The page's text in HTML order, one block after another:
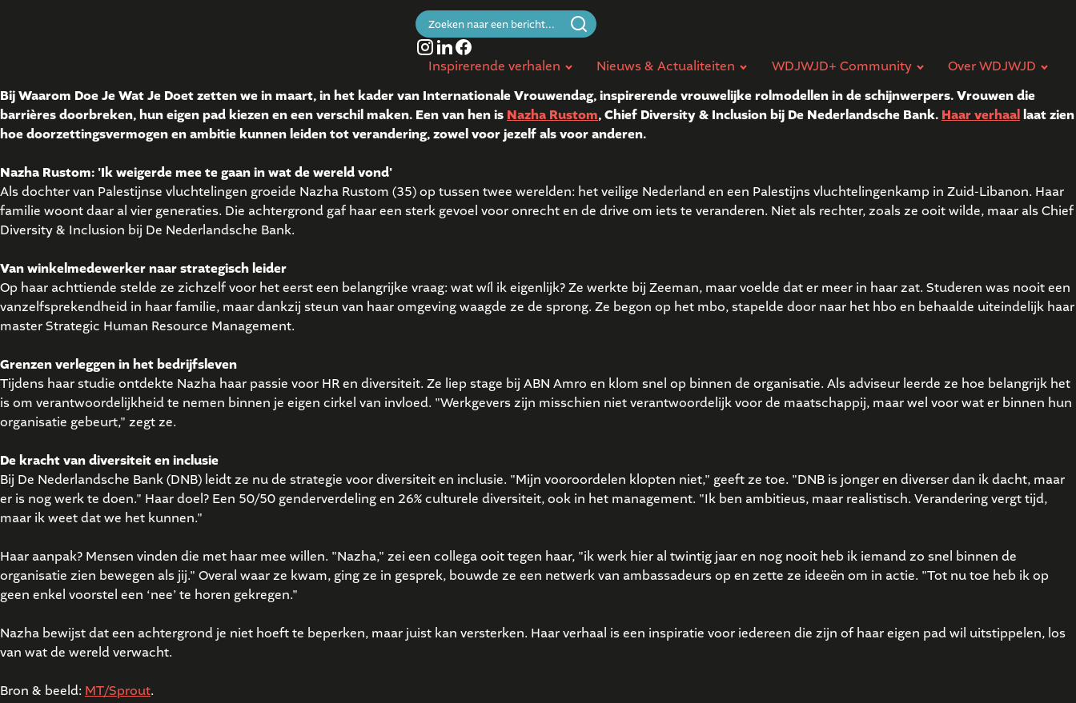
Zoeken
naar:
Inspirerende verhalen
Nieuws & Actualiteiten WDJWJD+ Community Over WDJWJD
Bij Waarom Doe Je Wat Je Doet zetten we in maart, in het kader van Internationale Vrouwendag, inspirerende vrouwelijke rolmodellen in de schijnwerpers. Vrouwen die
barrières doorbreken, hun eigen pad kiezen en een verschil maken. Een van hen is Nazha Rustom, Chief Diversity & Inclusion bij De Nederlandsche Bank. Haar verhaallaat zien
hoe doorzettingsvermogen en ambitie kunnen leiden tot verandering, zowel voor jezelf als voor anderen.
Nazha Rustom: 'Ik weigerde mee te gaan in wat de wereld vond'
Als dochter van Palestijnse vluchtelingen groeide Nazha Rustom (35) op tussen twee werelden: het veilige Nederland en een Palestijns vluchtelingenkamp in Zuid-Libanon. Haar
familie woont daar al vier generaties. Die achtergrond gaf haar een sterk gevoel voor onrecht en de drive om iets te veranderen. Niet als rechter, zoals ze ooit wilde, maar als Chief
Diversity & Inclusion bij De Nederlandsche Bank.
Van winkelmedewerker naar strategisch leider
Op haar achttiende stelde ze zichzelf voor het eerst een belangrijke vraag: wat wíl ik eigenlijk? Ze werkte bij Zeeman, maar voelde dat er meer in haar zat. Studeren was nooit een
vanzelfsprekendheid in haar familie, maar dankzij steun van haar omgeving waagde ze de sprong. Ze begon op het mbo, stapelde door naar het hbo en behaalde uiteindelijk haar
master Strategic Human Resource Management.
Grenzen verleggen in het bedrijfsleven
Tijdens haar studie ontdekte Nazha haar passie voor HR en diversiteit. Ze liep stage bij ABN Amro en klom snel op binnen de organisatie. Als adviseur leerde ze hoe belangrijk het
is om verantwoordelijkheid te nemen binnen je eigen cirkel van invloed. "Werkgevers zijn misschien niet verantwoordelijk voor de maatschappij, maar wel voor wat er binnen hun
organisatie gebeurt," zegt ze.
De kracht van diversiteit en inclusie
Bij De Nederlandsche Bank (DNB) leidt ze nu de strategie voor diversiteit en inclusie. "Mijn vooroordelen klopten niet," geeft ze toe. "DNB is jonger en diverser dan ik dacht, maar
er is nog werk te doen." Haar doel? Een 50/50 genderverdeling en 26% culturele diversiteit, ook in het management. "Ik ben ambitieus, maar realistisch. Verandering vergt tijd,
maar ik weet dat we het kunnen."
Haar aanpak? Mensen vinden die met haar mee willen. "Nazha," zei een collega ooit tegen haar, "ik werk hier al twintig jaar en nog nooit heb ik iemand zo snel binnen de
organisatie zien bewegen als jij." Overal waar ze kwam, ging ze in gesprek, bouwde ze een netwerk van ambassadeurs op en zette ze ideeën om in actie. "Tot nu toe heb ik op
geen enkel voorstel een ‘nee’ te horen gekregen."
Nazha bewijst dat een achtergrond je niet hoeft te beperken, maar juist kan versterken. Haar verhaal is een inspiratie voor iedereen die zijn of haar eigen pad wil uitstippelen, los
van wat de wereld verwacht.
Bron & beeld: MT/Sprout.